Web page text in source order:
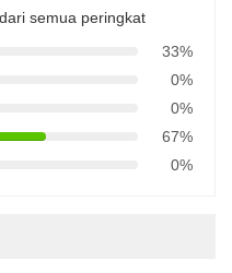
semua peringkat
33%
0%
0%
67%
0%